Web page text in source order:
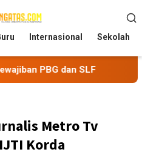
Internasional Sekolah
SLF BEM Nusantara
Metro Tv
Korda